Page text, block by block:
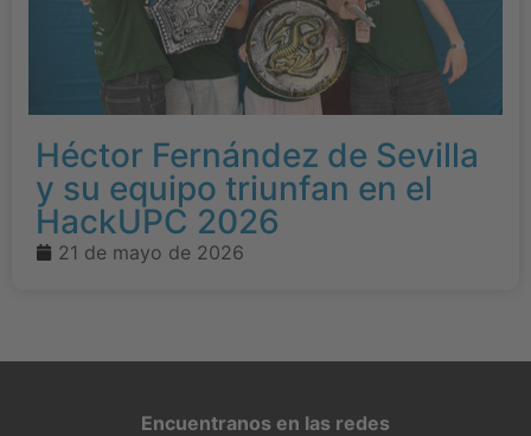
Héctor Fernández de Sevilla
y su equipo triunfan en el
HackUPC 2026
21 de mayo de 2026
Encuentranos en las redes